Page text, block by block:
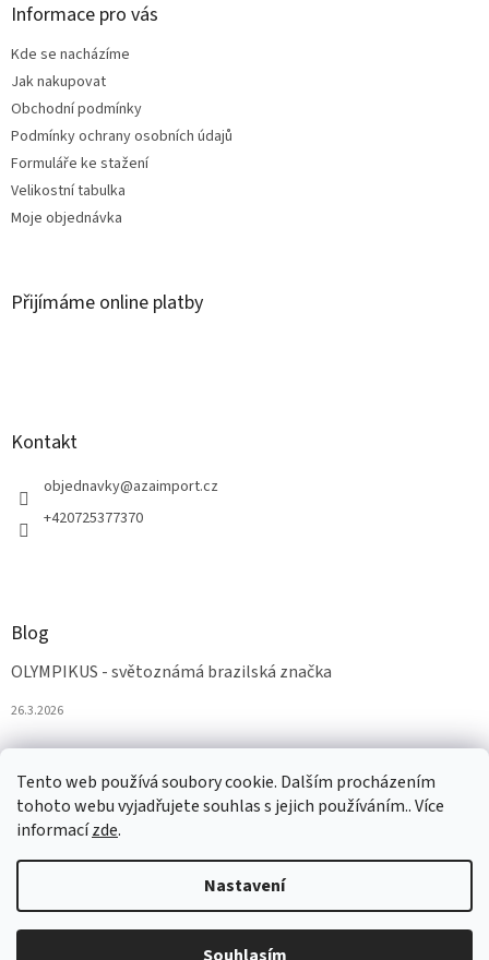
Tento web používá soubory cookie. Dalším procházením
tohoto webu vyjadřujete souhlas s jejich používáním.. Více
informacízde.
Nastavení
Informace pro vás
Kde se nacházíme
Jak nakupovat
Obchodní podmínky
Podmínky ochrany osobních údajů
Formuláře ke stažení
Velikostní tabulka
Moje objednávka
Přijímáme online platby
Kontakt
objednavky@azaimport.cz
+420725377370
Blog
OLYMPIKUS - světoznámá brazilská značka
26.3.2026
Vytvořil Shoptet